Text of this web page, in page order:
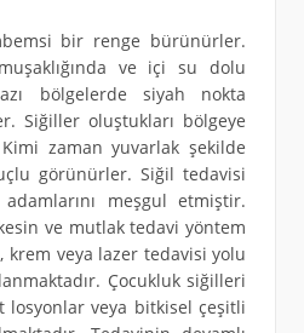
bir renge bürünürler.
ve içi su dolu
bölgelerde siyah nokta
Siğiller oluştukları bölgeye
zaman yuvarlak şekilde
görünürler. Siğil tedavisi
meşgul etmiştir.
ve mutlak tedavi yöntem
krem veya lazer tedavisi yolu
Çocukluk siğilleri
losyonlar veya bitkisel çeşitli